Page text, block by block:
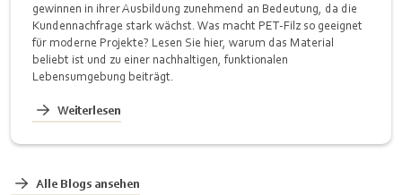
gewinnen in ihrer Ausbildung zunehmend an Bedeutung, da die
Kundennachfrage stark wächst. Was macht PET-Filz so geeignet
für moderne Projekte? Lesen Sie hier, warum das Material
beliebt ist und zu einer nachhaltigen, funktionalen
Lebensumgebung beiträgt.
Weiterlesen
Alle Blogs ansehen